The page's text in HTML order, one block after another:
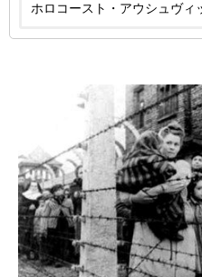
ホロコースト・アウシュヴィ